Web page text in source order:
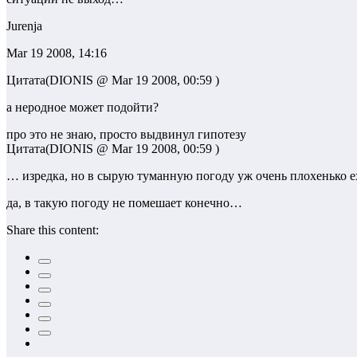
Jurenja
Mar 19 2008, 14:16
Цитата(DIONIS @ Mar 19 2008, 00:59 )
а неродное может подойти?
про это не знаю, просто выдвинул гипотезу
Цитата(DIONIS @ Mar 19 2008, 00:59 )
… изредка, но в сырую туманную погоду уж очень плохенько
да, в такую погоду не помешает конечно…
Share this content: